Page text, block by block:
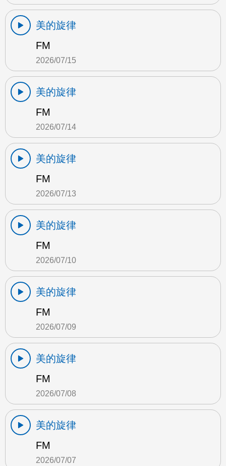
美的旋律
FM
2026/07/15
美的旋律
FM
2026/07/14
美的旋律
FM
2026/07/13
美的旋律
FM
2026/07/10
美的旋律
FM
2026/07/09
美的旋律
FM
2026/07/08
美的旋律
FM
2026/07/07